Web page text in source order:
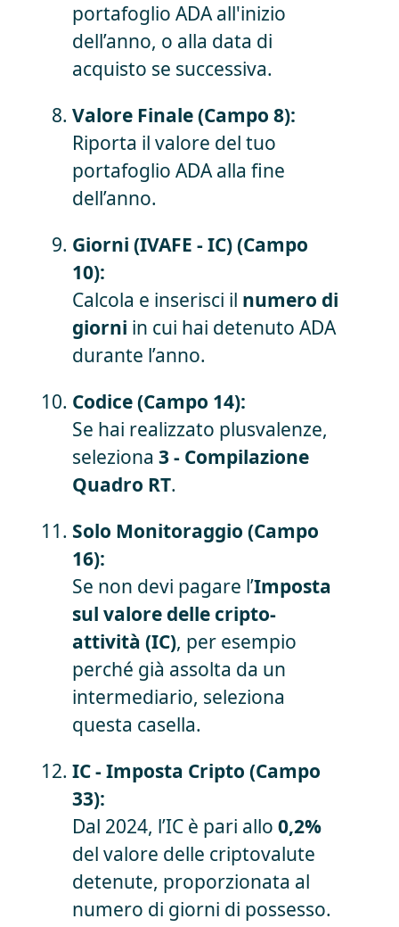
portafoglio ADA all'inizio
dell’anno, o alla data di
acquisto se successiva.
Valore Finale (Campo 8):
Riporta il valore del tuo
portafoglio ADA alla fine
dell’anno.
Giorni (IVAFE - IC) (Campo
10):
Calcola e inserisci il numero di
giorni in cui hai detenuto ADA
durante l’anno.
Codice (Campo 14):
Se hai realizzato plusvalenze,
seleziona 3 - Compilazione
Quadro RT.
Solo Monitoraggio (Campo
16):
Se non devi pagare l’Imposta
sul valore delle cripto-
attività (IC), per esempio
perché già assolta da un
intermediario, seleziona
questa casella.
IC - Imposta Cripto (Campo
33):
Dal 2024, l’IC è pari allo 0,2%
del valore delle criptovalute
detenute, proporzionata al
numero di giorni di possesso.